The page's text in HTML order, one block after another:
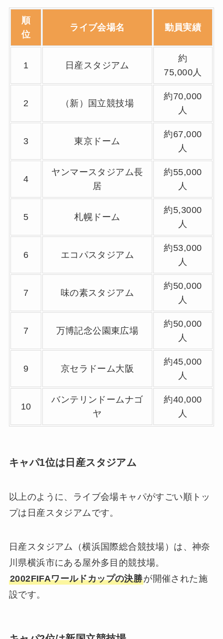
順
位
ライブ会場名 動員実績
1 日産スタジアム
約
75,000人
2 （新）国立競技場
約70,000
人
3 東京ドーム
約67,000
人
4
ヤンマースタジアム長
居
約55,000
人
5 札幌ドーム
約5,3000
人
6 エコパスタジアム
約53,000
人
7 味の素スタジアム
約50,000
人
7 万博記念公園東広場
約50,000
人
9 京セラドーム大阪
約45,000
人
10
バンテリンドームナゴ
ヤ
約40,000
人
キャパ1位は日産スタジアム
以上のように、ライブ会場キャパがすごい順トッ
プは日産スタジアムです。
日産スタジアム（横浜国際総合競技場）は、神奈
川県横浜市にある屋外多目的競技場。
2002FIFAワールドカップの決勝が開催された施
設です。